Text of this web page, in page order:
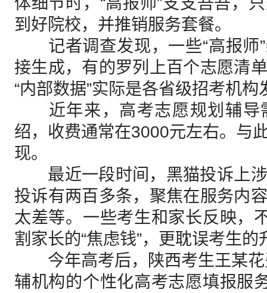
到好院校，并推销服务套餐。
记者调查发现，一些“高报师”
接生成，有的罗列上百个志愿清
“内部数据”实际是各省级招考机
近年来，高考志愿规划辅导
绍，收费通常在3000元左右。与
现。
最近一段时间，黑猫投诉上涉
投诉有两百多条，聚焦在服务内
太差等。一些考生和家长反映，
割家长的“焦虑钱”，更耽误考生的
今年高考后，陕西考生王某花
辅机构的个性化高考志愿填报服